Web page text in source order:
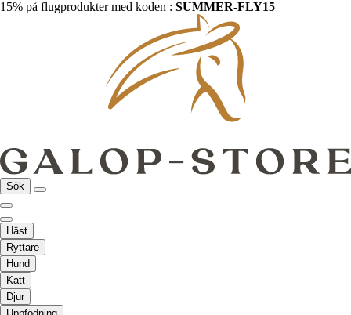
15% på flugprodukter med koden : SUMMER-FLY15
Sök
Häst
Ryttare
Hund
Katt
Djur